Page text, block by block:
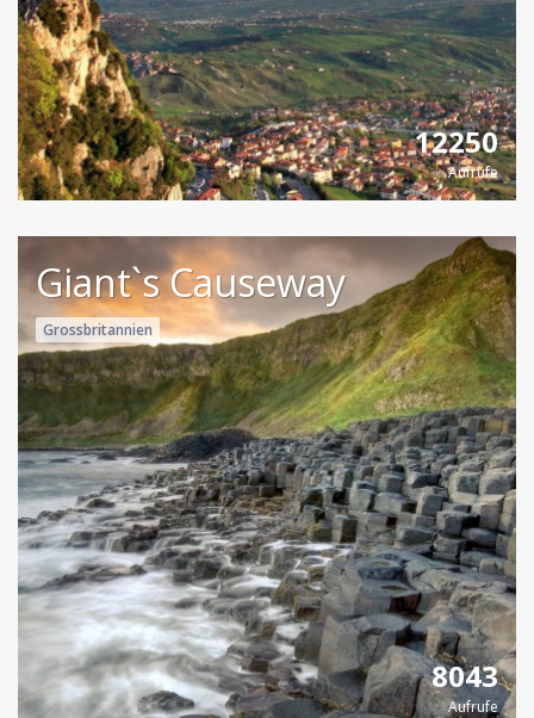
12250
Aufrufe
Giant`s Causeway
Grossbritannien
8043
Aufrufe